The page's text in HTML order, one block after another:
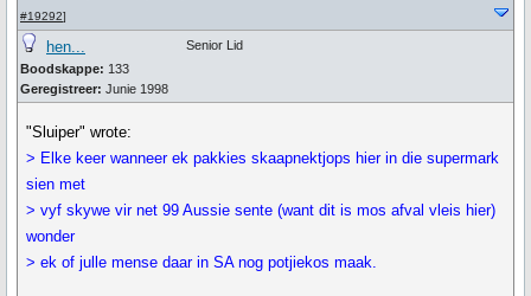
#19292]
hen...
Boodskappe: 133
Geregistreer: Junie 1998
Senior Lid
"Sluiper" wrote:
> Elke keer wanneer ek pakkies skaapnektjops hier in die supermark
sien met
> vyf skywe vir net 99 Aussie sente (want dit is mos afval vleis hier)
wonder
> ek of julle mense daar in SA nog potjiekos maak.